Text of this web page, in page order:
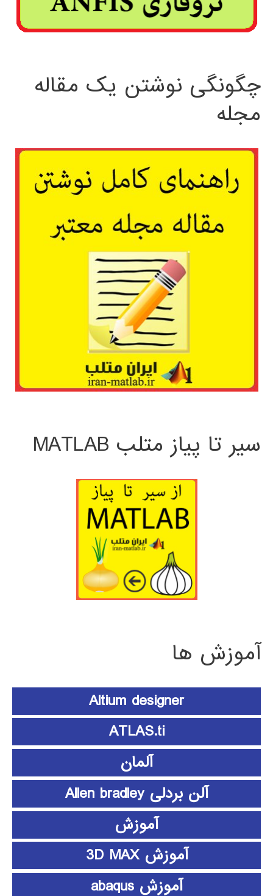
چگونگی نوشتن یک مقاله
مجله
سیر تا پیاز متلب MATLAB
آموزش ها
Altium designer
ATLAS.ti
آلمان
آلن بردلی Allen bradley
آموزش
آموزش 3D MAX
آموزش abaqus